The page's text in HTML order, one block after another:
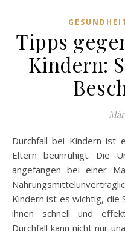
Tipps
Kindern:
Durchfall bei Kindern ist ein häufiges Problem, das viele
Eltern beunruhigt. Die
angefangen bei einer
Kindern ist es wichtig, die
ihnen schnell und
Durchfall kann nicht nur